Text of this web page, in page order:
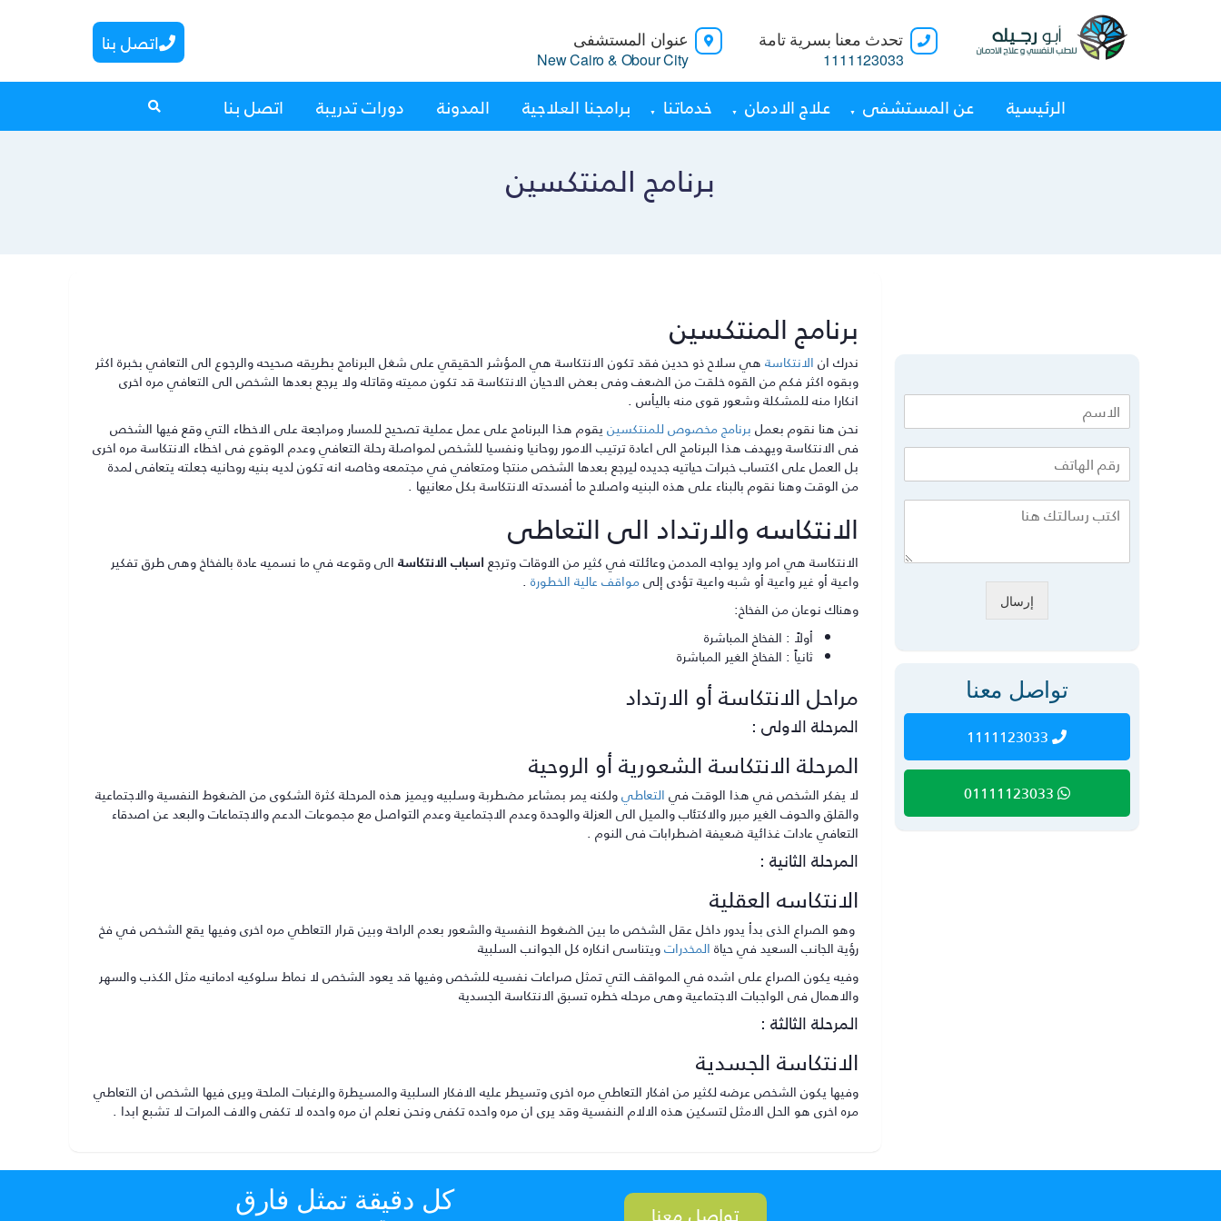
تحدث معنا بسرية تامة
1111123033
عنوان المستشفى
New Cairo & Obour City
اتصل بنا
الرئيسية عن المستشفى علاج الادمان خدماتنا برامجنا العلاجية المدونة دورات تدريبة اتصل بنا
برنامج المنتكسين
برنامج المنتكسين
ندرك انالانتكاسةهي سلاح ذو حدين فقد تكون الانتكاسة هي المؤشر الحقيقي على شغل البرنامج بطريقه صحيحه والرجوع الى التعافي بخبرة اكثر
وبقوه اكثر فكم من القوه خلقت من الضعف وفى بعض الاحيان الانتكاسة قد تكون مميته وقاتله ولا يرجع بعدها الشخص الى التعافي مره اخرى
انكارا منه للمشكلة وشعور قوى منه باليأس .
نحن هنا نقوم بعملبرنامج مخصوص للمنتكسينيقوم هذا البرنامج على عمل عملية تصحيح للمسار ومراجعة على الاخطاء التي وقع فيها الشخص
فى الانتكاسة ويهدف هذا البرنامج الى اعادة ترتيب الامور روحانيا ونفسيا للشخص لمواصلة رحلة التعافي وعدم الوقوع فى اخطاء الانتكاسة مره اخرى
بل العمل على اكتساب خبرات حياتيه جديده ليرجع بعدها الشخص منتجا ومتعافي في مجتمعه وخاصه انه تكون لديه بنيه روحانيه جعلته يتعافى لمدة
من الوقت وهنا نقوم بالبناء على هذه البنيه واصلاح ما أفسدته الانتكاسة بكل معانيها .
الانتكاسه والارتداد الى التعاطى
الانتكاسة هي امر وارد يواجه المدمن وعائلته في كثير من الاوقات وترجعاسباب الانتكاسةالى وقوعه في ما نسميه عادة بالفخاخ وهى طرق تفكير
واعية أو غير واعية أو شبه واعية تؤدى إلىمواقف عالية الخطورة.
وهناك نوعان من الفخاخ:
أولاً : الفخاخ المباشرة
ثانياً : الفخاخ الغير المباشرة
مراحل الانتكاسة أو الارتداد
المرحلة الاولى :
المرحلة الانتكاسة الشعورية أو الروحية
لا يفكر الشخص في هذا الوقت فيالتعاطيولكنه يمر بمشاعر مضطربة وسلبيه ويميز هذه المرحلة كثرة الشكوى من الضغوط النفسية والاجتماعية
والقلق والحوف الغير مبرر والاكتئاب والميل الى العزلة والوحدة وعدم الاجتماعية وعدم التواصل مع مجموعات الدعم والاجتماعات والبعد عن اصدقاء
التعافي عادات غذائية ضعيفة اضطرابات فى النوم .
المرحلة الثانية :
الانتكاسه العقلية
وهو الصراع الذى بدأ يدور داخل عقل الشخص ما بين الضغوط النفسية والشعور بعدم الراحة وبين قرار التعاطي مره اخرى وفيها يقع الشخص في فخ
رؤية الجانب السعيد في حياةالمخدراتويتناسى انكاره كل الجوانب السلبية
وفيه يكون الصراع على اشده في المواقف التي تمثل صراعات نفسيه للشخص وفيها قد يعود الشخص لا نماط سلوكيه ادمانيه مثل الكذب والسهر
والاهمال فى الواجبات الاجتماعية وهى مرحله خطره تسبق الانتكاسة الجسدية
المرحلة الثالثة :
الانتكاسة الجسدية
وفيها يكون الشخص عرضه لكثير من افكار التعاطي مره اخرى وتسيطر عليه الافكار السلبية والمسيطرة والرغبات الملحة ويرى فيها الشخص ان التعاطي
مره اخرى هو الحل الامثل لتسكين هذه الالام النفسية وقد يرى ان مره واحده تكفى ونحن نعلم ان مره واحده لا تكفى والاف المرات لا تشبع ابدا .
إرسال
تواصل معنا
1111123033
كل دقيقة تمثل فارق